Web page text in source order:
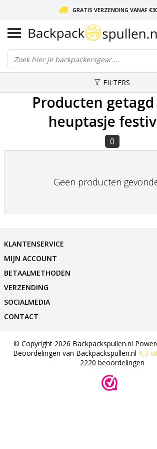
GRATIS VERZENDING VANAF
LIEFDE VOOR BACKPACKEN!
30 DAGEN GRATIS RETOUR
FILTERS
Producten
heuptasje
0
Geen producten
KLANTENSERVICE
MIJN ACCOUNT
BETAALMETHODEN
VERZENDING
SOCIALMEDIA
CONTACT
© Copyright 2026 Backpackspullen.nl
Beoordelingen van Backpackspullen.nl 9,3
2220 beoordelingen